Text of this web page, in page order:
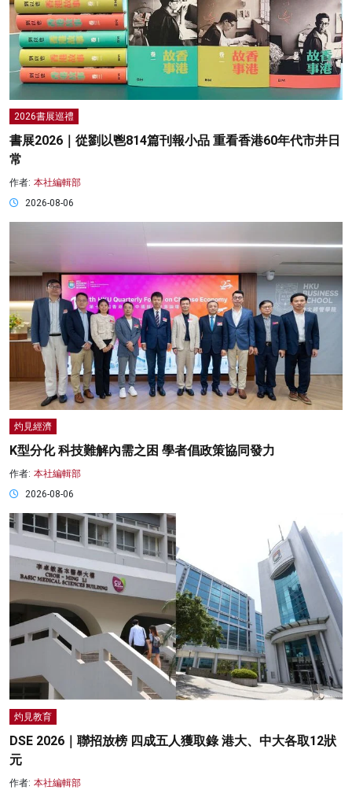
2026書展巡禮
書展2026｜從劉以鬯814篇刊報小品 重看香港60年代市井日
常
作者: 本社編輯部
2026-08-06
灼見經濟
K型分化 科技難解內需之困 學者倡政策協同發力
作者: 本社編輯部
2026-08-06
灼見教育
DSE 2026｜聯招放榜 四成五人獲取錄 港大、中大各取12狀
元
作者: 本社編輯部